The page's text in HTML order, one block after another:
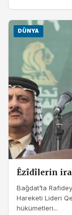
DÜNYA
Êzîdîlerin
Bağdat’ta
Hareketi Lideri
hükümetleri...